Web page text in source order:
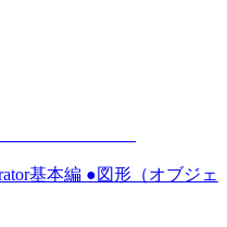
応用編）
基本編 ●図形（オブジェ